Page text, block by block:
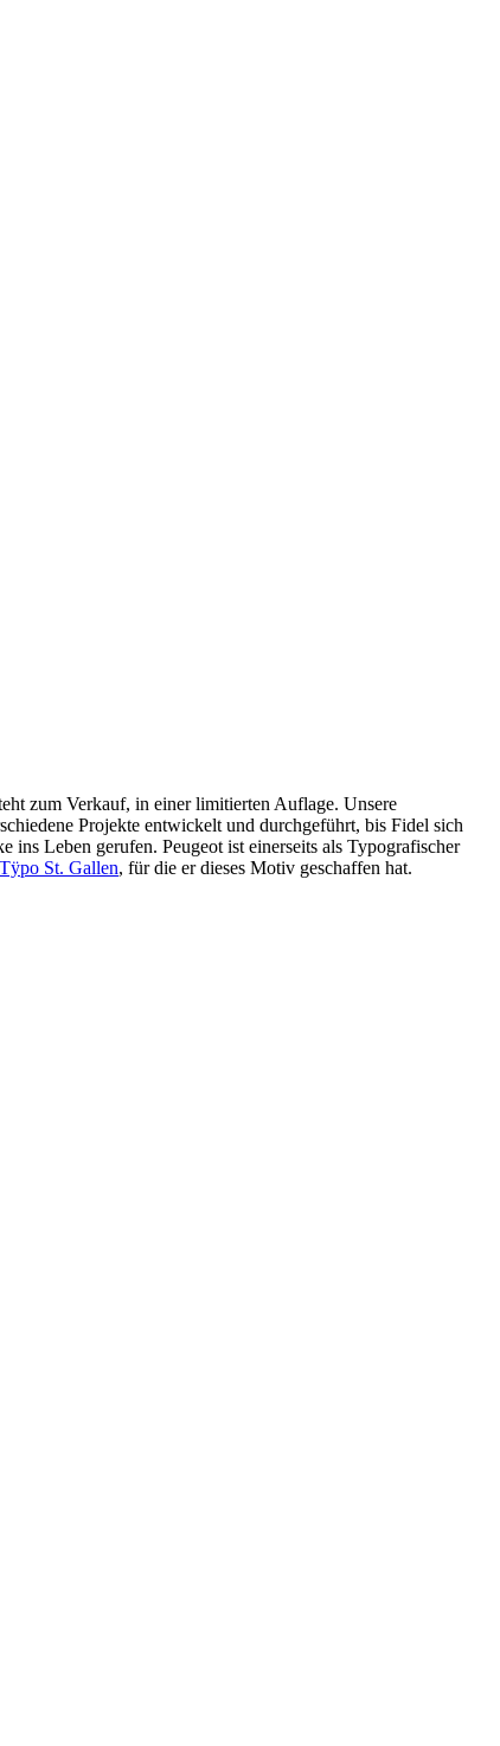
zum Verkauf, in einer limitierten Auflage. Unsere
Projekte entwickelt und durchgeführt, bis Fidel sich
ins Leben gerufen. Peugeot ist einerseits als Typografischer
Tÿpo St. Gallen, für die er dieses Motiv geschaffen hat.